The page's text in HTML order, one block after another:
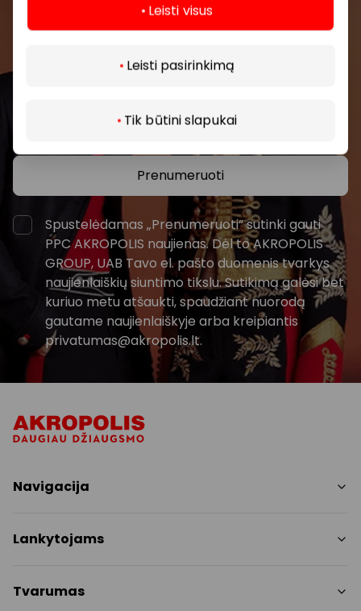
Leisti visus
Leisti pasirinkimą
Tik būtini slapukai
Pirmieji sužinokite apie geriausius pasiūlymus,
renginius ir naujausią informaciją iš AKROPOLIS
Prenumeruoti
Spustelėdamas „Prenumeruoti“ sutinki gauti
PPC AKROPOLIS naujienas. Dėl to AKROPOLIS
GROUP, UAB Tavo el. pašto duomenis tvarkys
naujienlaiškių siuntimo tikslu. Sutikimą galėsi bet
kuriuo metu atšaukti, spaudžiant nuorodą
gautame naujienlaiškyje arba kreipiantis
privatumas@akropolis.lt.
Daugiau
Navigacija
Paslaugos
Pramogos
Lankytojams
Nemokami patogumai
Tvarumas